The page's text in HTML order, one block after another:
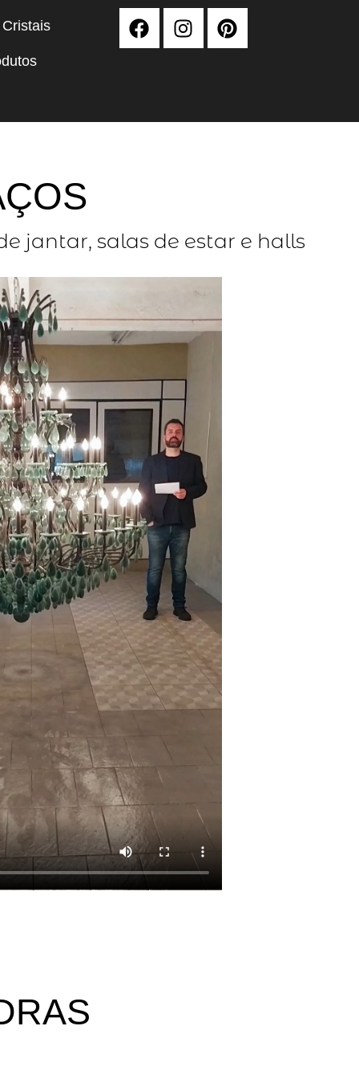
jantar, salas de estar e halls